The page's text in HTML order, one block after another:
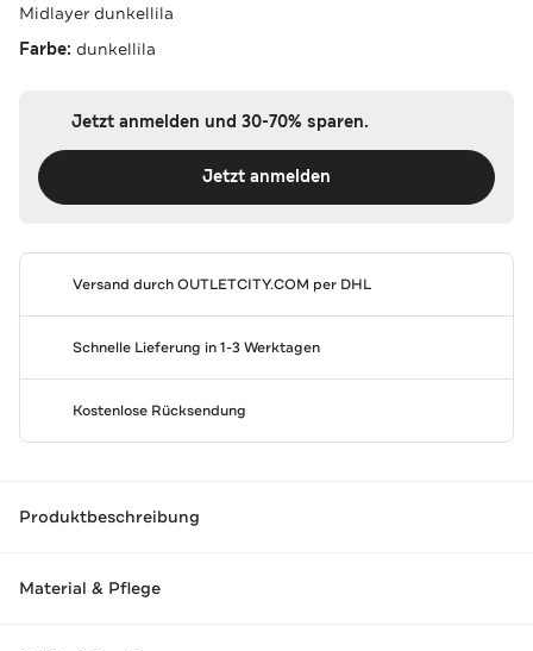
Midlayer dunkellila
Farbe: dunkellila
Jetzt anmelden und 30-70% sparen.
Jetzt anmelden
Versand durchOUTLETCITY.COM per DHL
Schnelle Lieferung in 1-3 Werktagen
Kostenlose Rücksendung
Produktbeschreibung
Material & Pflege